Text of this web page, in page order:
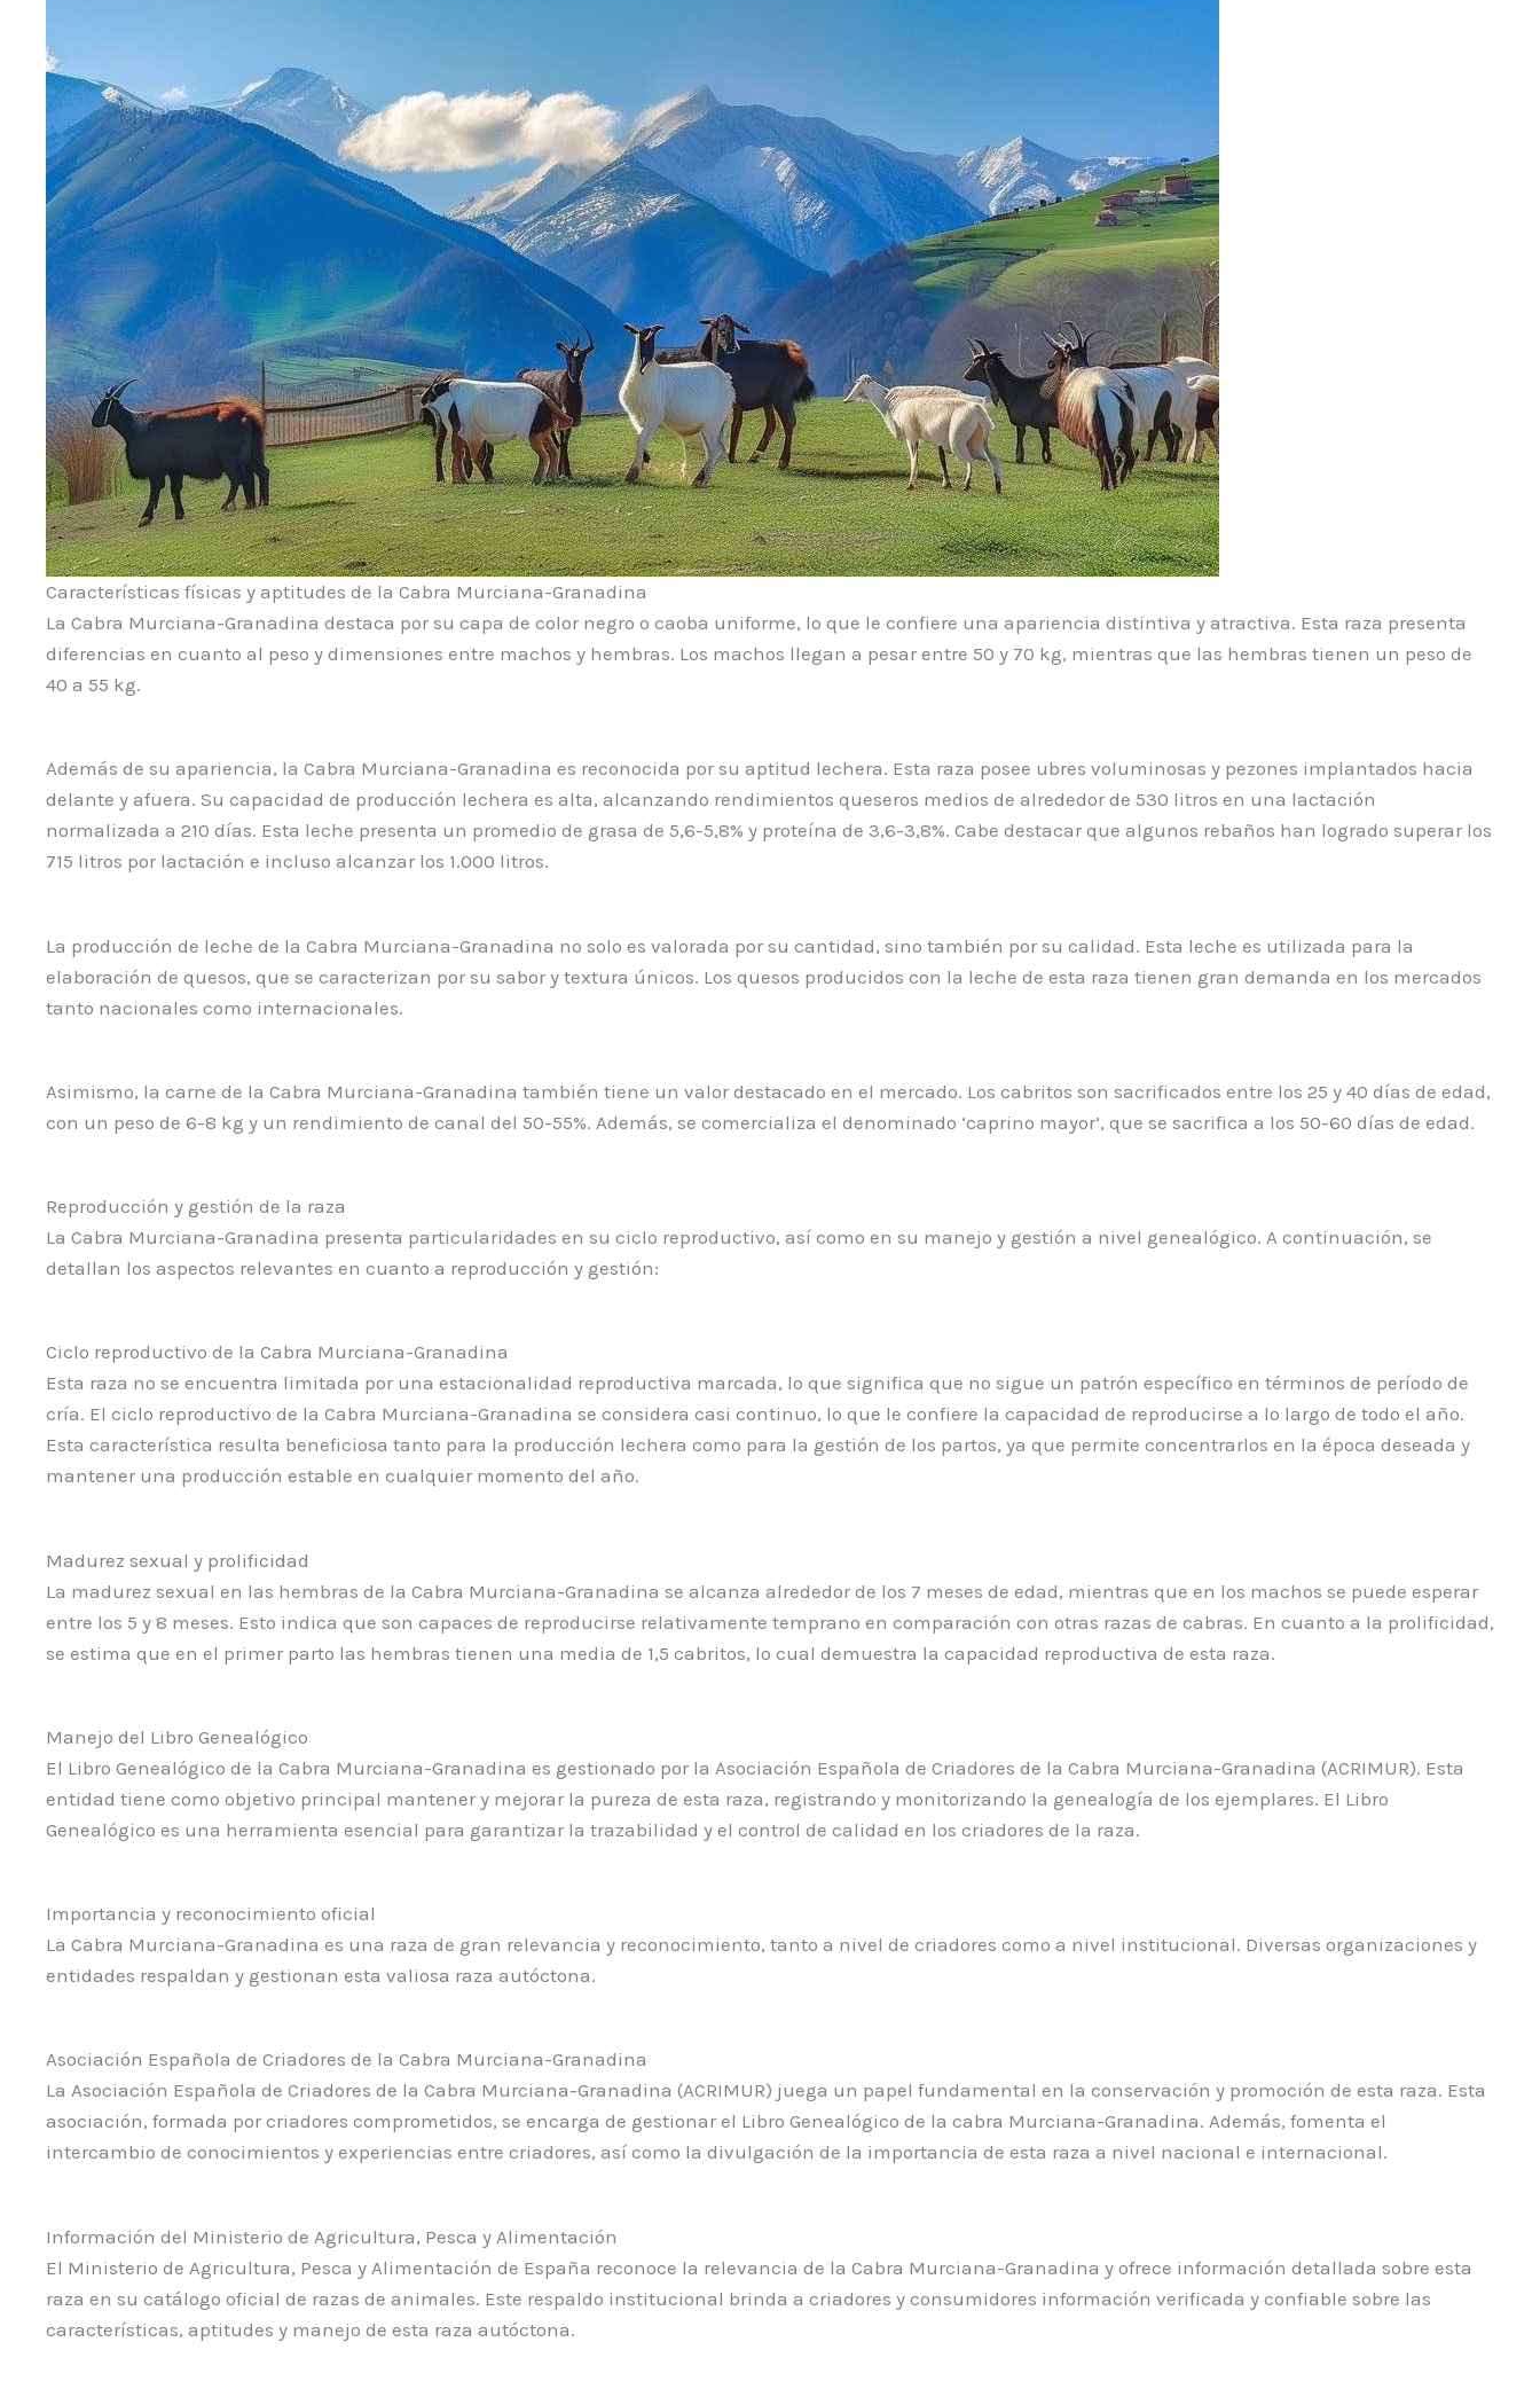
Características físicas y aptitudes de la Cabra Murciana-Granadina
La Cabra Murciana-Granadina destaca por su capa de color negro o caoba uniforme, lo que le confiere una apariencia distintiva y atractiva. Esta raza presenta
diferencias en cuanto al peso y dimensiones entre machos y hembras. Los machos llegan a pesar entre 50 y 70 kg, mientras que las hembras tienen un peso de
40 a 55 kg.
Además de su apariencia, la Cabra Murciana-Granadina es reconocida por su aptitud lechera. Esta raza posee ubres voluminosas y pezones implantados hacia
delante y afuera. Su capacidad de producción lechera es alta, alcanzando rendimientos queseros medios de alrededor de 530 litros en una lactación
normalizada a 210 días. Esta leche presenta un promedio de grasa de 5,6-5,8% y proteína de 3,6-3,8%. Cabe destacar que algunos rebaños han logrado superar los
715 litros por lactación e incluso alcanzar los 1.000 litros.
La producción de leche de la Cabra Murciana-Granadina no solo es valorada por su cantidad, sino también por su calidad. Esta leche es utilizada para la
elaboración de quesos, que se caracterizan por su sabor y textura únicos. Los quesos producidos con la leche de esta raza tienen gran demanda en los mercados
tanto nacionales como internacionales.
Asimismo, la carne de la Cabra Murciana-Granadina también tiene un valor destacado en el mercado. Los cabritos son sacrificados entre los 25 y 40 días de edad,
con un peso de 6-8 kg y un rendimiento de canal del 50-55%. Además, se comercializa el denominado ‘caprino mayor’, que se sacrifica a los 50-60 días de edad.
Reproducción y gestión de la raza
La Cabra Murciana-Granadina presenta particularidades en su ciclo reproductivo, así como en su manejo y gestión a nivel genealógico. A continuación, se
detallan los aspectos relevantes en cuanto a reproducción y gestión:
Ciclo reproductivo de la Cabra Murciana-Granadina
Esta raza no se encuentra limitada por una estacionalidad reproductiva marcada, lo que significa que no sigue un patrón específico en términos de período de
cría. El ciclo reproductivo de la Cabra Murciana-Granadina se considera casi continuo, lo que le confiere la capacidad de reproducirse a lo largo de todo el año.
Esta característica resulta beneficiosa tanto para la producción lechera como para la gestión de los partos, ya que permite concentrarlos en la época deseada y
mantener una producción estable en cualquier momento del año.
Madurez sexual y prolificidad
La madurez sexual en las hembras de la Cabra Murciana-Granadina se alcanza alrededor de los 7 meses de edad, mientras que en los machos se puede esperar
entre los 5 y 8 meses. Esto indica que son capaces de reproducirse relativamente temprano en comparación con otras razas de cabras. En cuanto a la prolificidad,
se estima que en el primer parto las hembras tienen una media de 1,5 cabritos, lo cual demuestra la capacidad reproductiva de esta raza.
Manejo del Libro Genealógico
El Libro Genealógico de la Cabra Murciana-Granadina es gestionado por la Asociación Española de Criadores de la Cabra Murciana-Granadina (ACRIMUR). Esta
entidad tiene como objetivo principal mantener y mejorar la pureza de esta raza, registrando y monitorizando la genealogía de los ejemplares. El Libro
Genealógico es una herramienta esencial para garantizar la trazabilidad y el control de calidad en los criadores de la raza.
Importancia y reconocimiento oficial
La Cabra Murciana-Granadina es una raza de gran relevancia y reconocimiento, tanto a nivel de criadores como a nivel institucional. Diversas organizaciones y
entidades respaldan y gestionan esta valiosa raza autóctona.
Asociación Española de Criadores de la Cabra Murciana-Granadina
La Asociación Española de Criadores de la Cabra Murciana-Granadina (ACRIMUR) juega un papel fundamental en la conservación y promoción de esta raza. Esta
asociación, formada por criadores comprometidos, se encarga de gestionar el Libro Genealógico de la cabra Murciana-Granadina. Además, fomenta el
intercambio de conocimientos y experiencias entre criadores, así como la divulgación de la importancia de esta raza a nivel nacional e internacional.
Información del Ministerio de Agricultura, Pesca y Alimentación
El Ministerio de Agricultura, Pesca y Alimentación de España reconoce la relevancia de la Cabra Murciana-Granadina y ofrece información detallada sobre esta
raza en su catálogo oficial de razas de animales. Este respaldo institucional brinda a criadores y consumidores información verificada y confiable sobre las
características, aptitudes y manejo de esta raza autóctona.